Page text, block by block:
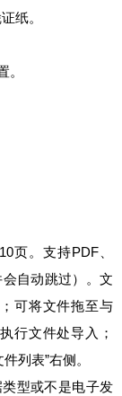
纸。
。
页。支持PDF、
自动跳过）。文
可将文件拖至与
行文件处导入；
列表”右侧。
型或不是电子发